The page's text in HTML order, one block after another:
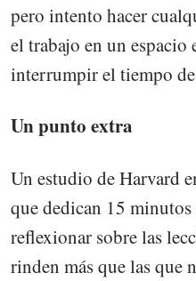
pero intento hacer
el trabajo en un espacio
interrumpir el tiempo
Un punto extra
Un estudio de Harvard
que dedican 15
reflexionar sobre las
rinden más que las que